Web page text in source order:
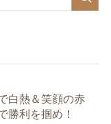
白熱＆笑顔の赤
勝利を掴め！